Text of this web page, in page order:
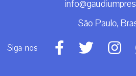
São Paulo,
Siga-nos